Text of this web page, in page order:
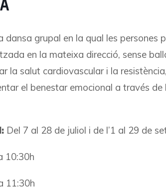
dansa grupal en la qual les persones
en la mateixa direcció, sense
la salut cardiovascular i la
el benestar emocional a través
Del 7 al 28 de juliol i de l’1 al 29 de
10:30h
11:30h